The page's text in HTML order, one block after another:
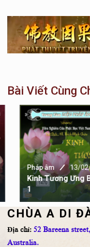
Bài Viết Cùng
Pháp âm 13/02/
Kinh Tương Ưng Bộ
CHÙA A DI
Địa chỉ: 52 Bareena
Australia.